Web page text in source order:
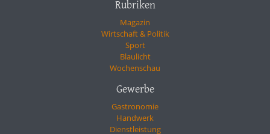
Rubriken
Magazin
Wirtschaft & Politik
Sport
Blaulicht
Wochenschau
Gewerbe
Gastronomie
Handwerk
Dienstleistung